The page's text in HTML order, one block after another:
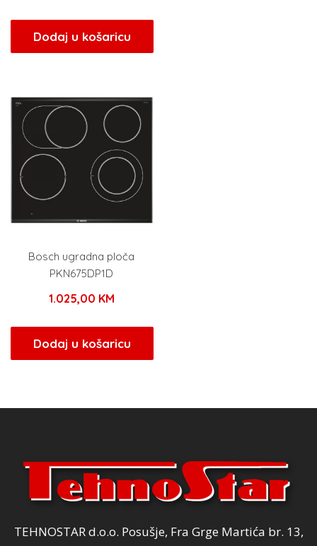
Dodaj u košaricu
Bosch ugradna ploča
PKN675DP1D
1.025,00 KM
Dodaj u košaricu
TEHNOSTAR d.o.o. Posušje, Fra Grge Martića br. 13,